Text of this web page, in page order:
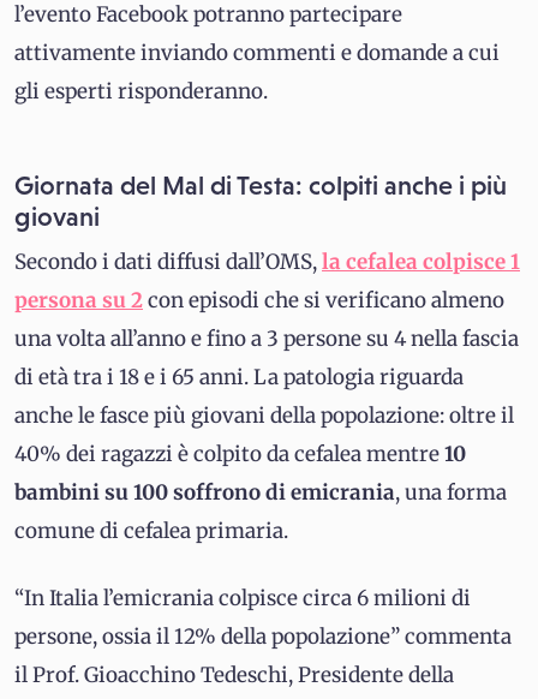
l’evento Facebook potranno partecipare
attivamente inviando commenti e domande a cui
gli esperti risponderanno.
Giornata del Mal di Testa: colpiti anche i più
giovani
Secondo i dati diffusi dall’OMS,la cefalea colpisce 1
persona su 2con episodi che si verificano almeno
una volta all’anno e fino a 3 persone su 4 nella fascia
di età tra i 18 e i 65 anni. La patologia riguarda
anche le fasce più giovani della popolazione: oltre il
40% dei ragazzi è colpito da cefalea mentre10
bambini su 100 soffrono di emicrania, una forma
comune di cefalea primaria.
“In Italia l’emicrania colpisce circa 6 milioni di
persone, ossia il 12% della popolazione” commenta
il Prof. Gioacchino Tedeschi, Presidente della